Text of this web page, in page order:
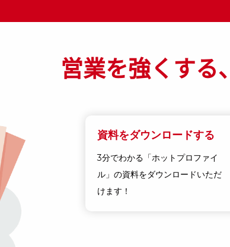
営業を強くする
資料をダウンロードする
3分でわかる「ホットプロファイ
ル」の資料をダウンロードいただ
けます！